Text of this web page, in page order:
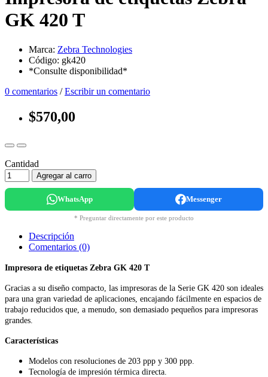
GK 420 T
Marca: Zebra Technologies
Código: gk420
*Consulte disponibilidad*
0 comentarios /Escribir un comentario
$570,00
Cantidad
Agregar al carro
WhatsApp Messenger
* Preguntar directamente por este producto
Descripción
Comentarios (0)
Impresora de etiquetas Zebra GK 420 T
Gracias a su diseño compacto, las impresoras de la Serie GK 420 son ideales
para una gran variedad de aplicaciones, encajando fácilmente en espacios de
trabajo reducidos que, a menudo, son demasiado pequeños para impresoras
grandes.
Características
Modelos con resoluciones de 203 ppp y 300 ppp.
Tecnología de impresión térmica directa.